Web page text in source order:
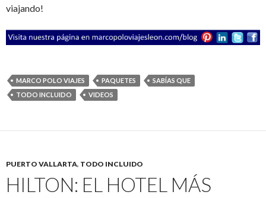
viajando!
MARCO POLO VIAJES PAQUETES
SABÍAS QUE
TODO INCLUIDO
VIDEOS
PUERTO VALLARTA, TODO INCLUIDO
HILTON: EL HOTEL MÁS